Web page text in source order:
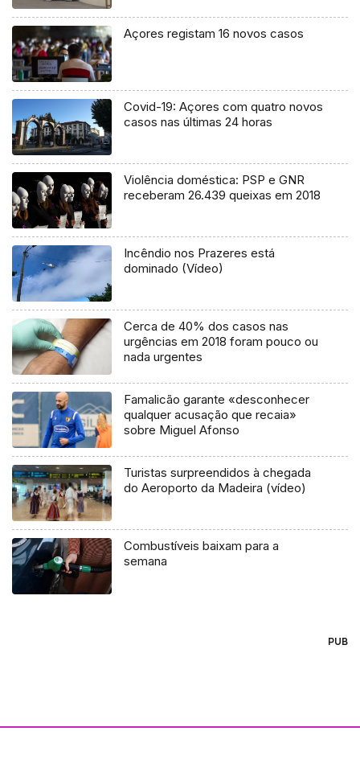
Açores registam 16 novos casos
Covid-19: Açores com quatro novos
casos nas últimas 24 horas
Violência doméstica: PSP e GNR
receberam 26.439 queixas em 2018
Incêndio nos Prazeres está
dominado (Vídeo)
Cerca de 40% dos casos nas
urgências em 2018 foram pouco ou
nada urgentes
Famalicão garante «desconhecer
qualquer acusação que recaia»
sobre Miguel Afonso
Turistas surpreendidos à chegada
do Aeroporto da Madeira (vídeo)
Combustíveis baixam para a
semana
PUB